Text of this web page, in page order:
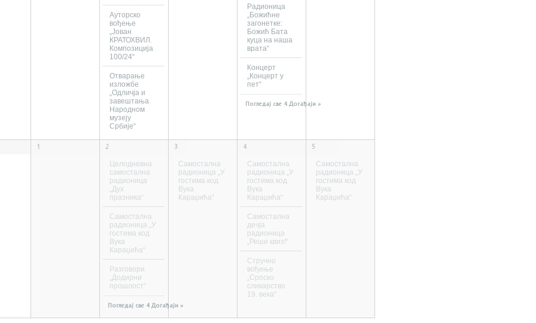
Ауторско
вођење
„Јован
КРАТОХВИЛ.
Композиција
100/24“
Отварање
изложбе
„Одличја и
завештања
Народном
музеју
Србије“
Радионица
„Божићне
загонетке:
Божић Бата
куца на наша
врата“
Концерт
„Концерт у
пет“
Погледај све 4 Догађаји »
1 2
Целодневна
самостална
радионица
„Дух
празника“
Самостална
радионица „У
гостима код
Вука
Караџића“
Разговори
„Додирни
прошлост“
Погледај све 4 Догађаји »
3
Самостална
радионица „У
гостима код
Вука
Караџића“
4
Самостална
радионица „У
гостима код
Вука
Караџића“
Самостална
дечја
радионица
„Реши квиз!“
Стручно
вођење
„Српско
сликарство
19. века“
5
Самостална
радионица „У
гостима код
Вука
Караџића“